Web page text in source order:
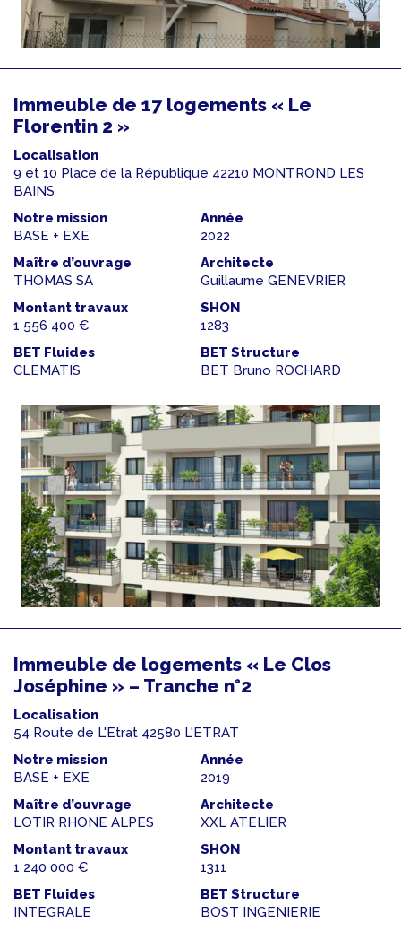
Immeuble de 17 logements « Le
Florentin 2 »
Localisation
9 et 10 Place de la République 42210 MONTROND LES
BAINS
Notre mission
BASE + EXE
Année
2022
Maître d’ouvrage
THOMAS SA
Architecte
Guillaume GENEVRIER
Montant travaux
1 556 400 €
SHON
1283
BET Fluides
CLEMATIS
BET Structure
BET Bruno ROCHARD
Immeuble de logements « Le Clos
Joséphine » – Tranche n°2
Localisation
54 Route de L'Etrat 42580 L'ETRAT
Notre mission
BASE + EXE
Année
2019
Maître d’ouvrage
LOTIR RHONE ALPES
Architecte
XXL ATELIER
Montant travaux
1 240 000 €
SHON
1311
BET Fluides
INTEGRALE
BET Structure
BOST INGENIERIE